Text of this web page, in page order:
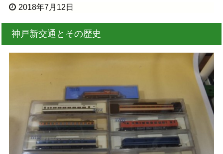
2018年7月12日
神戸新交通とその歴史